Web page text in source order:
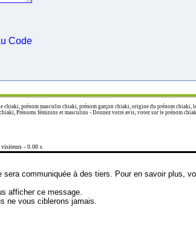
Code
prénom masculin chiaki, prénom garçon chiaki, origine du prénom chiaki,
Prénoms féminins et masculins - Donnez votre avis, votez sur le prénom
- 0.00 s
communiquée à des tiers. Pour en savoir plus,
afficher ce message.
ne vous ciblerons jamais.